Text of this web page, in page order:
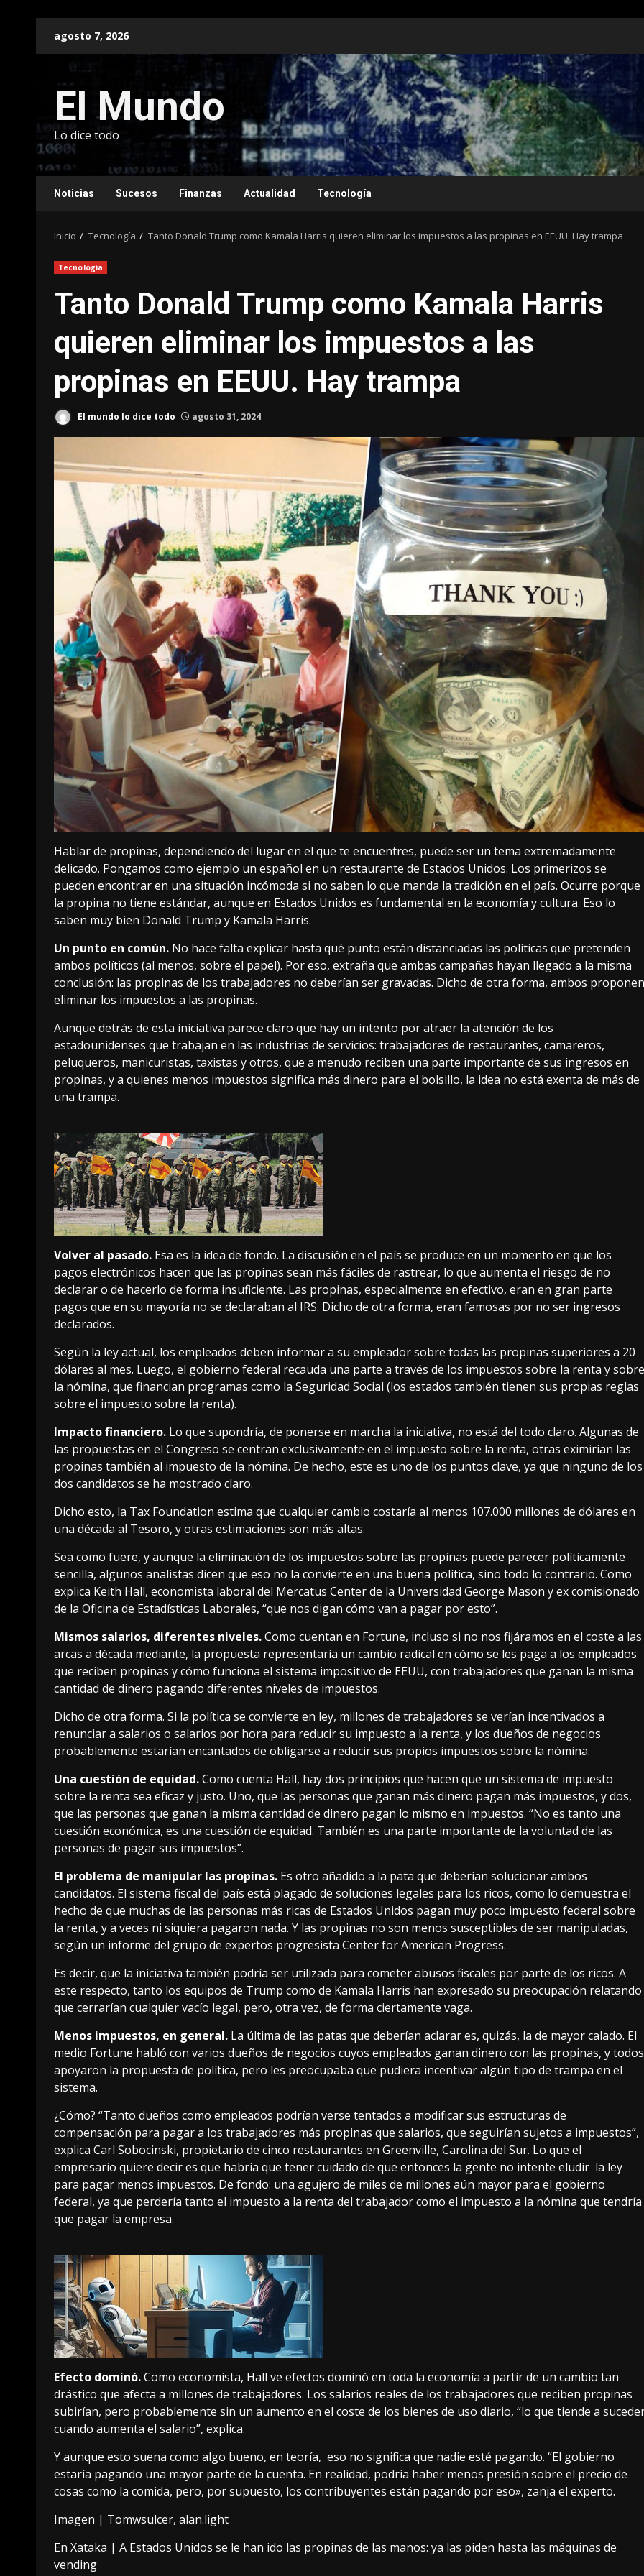
agosto 7, 2026
El Mundo
Lo dice todo
Noticias Sucesos Finanzas Actualidad Tecnología
Inicio Tecnología Tanto Donald Trump como Kamala Harris quieren eliminar los impuestos a las propinas en EEUU. Hay trampa
Tecnología
Tanto Donald Trump como Kamala Harris
quieren eliminar los impuestos a las
propinas en EEUU. Hay trampa
El mundo lo dice todo agosto 31, 2024
Hablar de propinas, dependiendo del lugar en el que te encuentres, puede ser un tema extremadamente
delicado. Pongamos como ejemplo un español en un restaurante de Estados Unidos. Los primerizos se
pueden encontraren una situación incómoda si no saben lo que manda la tradición en el país. Ocurre porque
la propina no tiene estándar, aunque en Estados Unidos es fundamental en la economía y cultura. Eso lo
saben muy bien Donald Trump y Kamala Harris.
Un punto en común. No hace falta explicar hasta qué punto están distanciadas las políticas que pretenden
ambos políticos (al menos, sobre el papel). Por eso, extraña que ambas campañas hayan llegado a la misma
conclusión: las propinas de los trabajadores no deberían ser gravadas. Dicho de otra forma, ambos proponen
eliminar los impuestos a las propinas.
Aunque detrás de esta iniciativa parece claro que hay un intento por atraer la atención de los
estadounidenses que trabajan en las industrias de servicios: trabajadores de restaurantes, camareros,
peluqueros, manicuristas, taxistas y otros, que a menudo reciben una parte importante de sus ingresos en
propinas, y a quienes menos impuestos significa más dinero para el bolsillo, la idea no está exenta de más de
una trampa.
Volver al pasado. Esa es la idea de fondo. La discusión en el país se produce en un momento en que los
pagos electrónicos hacen que las propinas sean más fáciles de rastrear, lo que aumenta el riesgo de no
declarar o de hacerlo de forma insuficiente. Las propinas, especialmente en efectivo, eran en gran parte
pagos que en su mayoría no se declaraban al IRS. Dicho de otra forma, eran famosas por no ser ingresos
declarados.
Según la ley actual, los empleados deben informar a su empleador sobre todas las propinas superiores a 20
dólares al mes. Luego, el gobierno federal recauda una parte a través de los impuestos sobre la renta y sobre
la nómina, que financian programas como la Seguridad Social (los estados también tienen sus propias reglas
sobre el impuesto sobre la renta).
Impacto financiero. Lo que supondría, de ponerse en marcha la iniciativa, no está del todo claro. Algunas de
las propuestas en el Congreso se centran exclusivamente en el impuesto sobre la renta, otras eximirían las
propinas también al impuesto de la nómina. De hecho, este es uno de los puntos clave, ya que ninguno de los
dos candidatos se ha mostrado claro.
Dicho esto, la Tax Foundation estima que cualquier cambio costaría al menos 107.000 millones de dólares en
una década al Tesoro, yotras estimaciones son más altas.
Sea como fuere, y aunque la eliminación de los impuestos sobre las propinas puede parecer políticamente
sencilla, algunos analistas dicen que eso no la convierte en una buena política, sino todo lo contrario. Como
explica Keith Hall, economista laboral del Mercatus Center de la Universidad George Mason y ex comisionado
de la Oficina de Estadísticas Laborales, “que nos digan cómo van a pagar por esto”.
Mismos salarios, diferentes niveles.Como cuentan en Fortune, incluso si no nos fijáramos en el coste a las
arcas a década mediante, la propuesta representaría un cambio radical en cómo se les paga a los empleados
que reciben propinas y cómo funciona el sistema impositivo de EEUU, con trabajadores que ganan la misma
cantidad de dinero pagando diferentes niveles de impuestos.
Dicho de otra forma. Si la política se convierte en ley, millones de trabajadores se verían incentivados a
renunciar a salarios o salarios por hora para reducir su impuesto a la renta, y los dueños de negocios
probablemente estarían encantados de obligarse a reducir sus propios impuestos sobre la nómina.
Una cuestión de equidad.Como cuenta Hall, hay dos principios que hacen que un sistema de impuesto
sobre la renta sea eficaz y justo. Uno, que las personas que ganan más dinero pagan más impuestos, y dos,
que las personas que ganan la misma cantidad de dinero pagan lo mismo en impuestos. “No es tanto una
cuestión económica, es una cuestión de equidad. También es una parte importante de la voluntad de las
personas de pagar sus impuestos”.
El problema de manipular las propinas. Es otro añadido a la pata que deberían solucionar ambos
candidatos. El sistema fiscal del país está plagado de soluciones legales para los ricos, como lo demuestra el
hecho de que muchas de las personas más ricas de Estados Unidos pagan muy poco impuesto federal sobre
la renta, y a veces ni siquiera pagaron nada. Y las propinas no son menos susceptibles de ser manipuladas,
según un informe del grupo de expertos progresista Center for American Progress.
Es decir, que la iniciativa también podría ser utilizada para cometer abusos fiscales por parte de los ricos. A
este respecto, tanto los equipos de Trump como de Kamala Harris han expresado su preocupación relatando
que cerrarían cualquier vacío legal, pero, otra vez, de forma ciertamente vaga.
Menos impuestos, en general. La última de las patas que deberían aclarar es, quizás, la de mayor calado. El
medio Fortune habló con varios dueños de negocios cuyos empleados ganan dinero con las propinas, y todos
apoyaron la propuesta de política, pero les preocupaba que pudiera incentivar algún tipo de trampa en el
sistema.
¿Cómo? “Tanto dueños como empleados podrían verse tentados a modificar sus estructuras de
compensación para pagar a los trabajadores más propinas que salarios, que seguirían sujetos a impuestos”,
explica Carl Sobocinski, propietario de cinco restaurantes en Greenville, Carolina del Sur. Lo que el
empresario quiere decir es que habría que tener cuidado de que entonces la gente no intente eludir la ley
para pagar menos impuestos. De fondo: una agujero de miles de millones aún mayor para el gobierno
federal, ya que perdería tanto el impuesto a la renta del trabajador como el impuesto a la nómina que tendría
que pagar la empresa.
Efecto dominó.Como economista, Hall ve efectos dominó en toda la economía a partir de un cambio tan
drástico que afecta a millones de trabajadores. Los salarios reales de los trabajadores que reciben propinas
subirían, pero probablemente sin un aumento en el coste de los bienes de uso diario, “lo que tiende a
cuando aumenta el salario”, explica.
Y aunque esto suena como algo bueno, en teoría, eso no significa que nadie esté pagando. “El gobierno
estaría pagando una mayor parte de la cuenta. En realidad, podría haber menos presión sobre el precio de
cosas como la comida, pero, por supuesto, los contribuyentes están pagando por eso», zanja el experto.
Imagen | Tomwsulcer, alan.light
En Xataka | A Estados Unidos se le han ido las propinas de las manos: ya las piden hasta las máquinas de
vending